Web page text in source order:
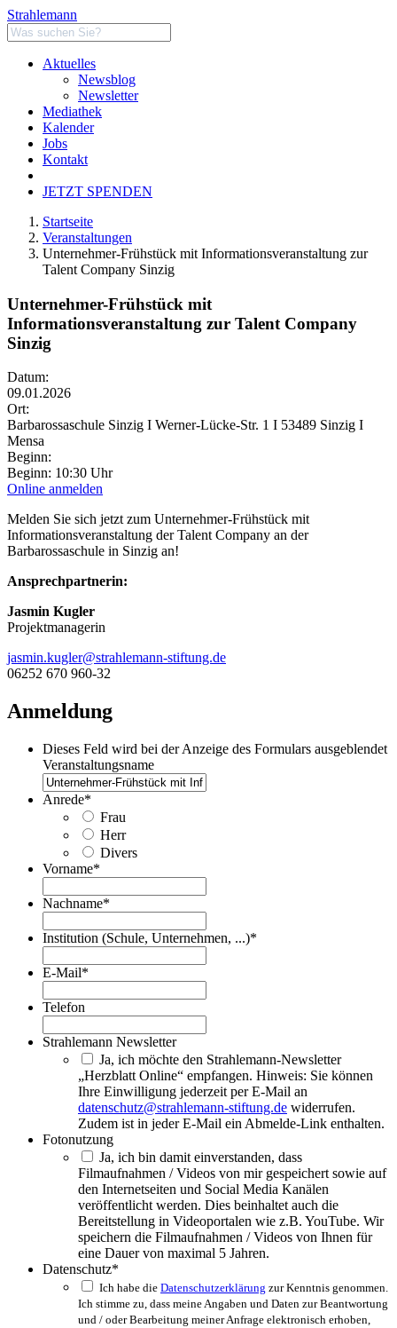
Strahlemann
Aktuelles
Newsblog
Newsletter
Mediathek
Kalender
Jobs
Kontakt
JETZT SPENDEN
Startseite
Veranstaltungen
Unternehmer-Frühstück mit Informationsveranstaltung zur
Talent Company Sinzig
Unternehmer-Frühstück mit
Informationsveranstaltung zur Talent Company
Sinzig
Datum:
09.01.2026
Ort:
Barbarossaschule Sinzig I Werner-Lücke-Str. 1 I 53489 Sinzig I
Mensa
Beginn:
Beginn: 10:30 Uhr
Online anmelden
Melden Sie sich jetzt zum Unternehmer-Frühstück mit
Informationsveranstaltung der Talent Company an der
Barbarossaschule in Sinzig an!
Ansprechpartnerin:
Jasmin Kugler
Projektmanagerin
jasmin.kugler@strahlemann-stiftung.de
06252 670 960-32
Anmeldung
Dieses Feld wird bei der Anzeige des Formulars ausgeblendet
Veranstaltungsname
Anrede*
Frau
Herr
Divers
Vorname*
Nachname*
Institution (Schule, Unternehmen, ...)*
E-Mail*
Telefon
Strahlemann Newsletter
Ja, ich möchte den Strahlemann-Newsletter
„Herzblatt Online“ empfangen. Hinweis: Sie können
Ihre Einwilligung jederzeit per E-Mail an
datenschutz@strahlemann-stiftung.de widerrufen.
Zudem ist in jeder E-Mail ein Abmelde-Link enthalten.
Fotonutzung
Ja, ich bin damit einverstanden, dass
Filmaufnahmen / Videos von mir gespeichert sowie auf
den Internetseiten und Social Media Kanälen
veröffentlicht werden. Dies beinhaltet auch die
Bereitstellung in Videoportalen wie z.B. YouTube. Wir
speichern die Filmaufnahmen / Videos von Ihnen für
eine Dauer von maximal 5 Jahren.
Datenschutz*
Ich habe die Datenschutzerklärung zur Kenntnis genommen.
Ich stimme zu, dass meine Angaben und Daten zur Beantwortung
und / oder Bearbeitung meiner Anfrage elektronisch erhoben,